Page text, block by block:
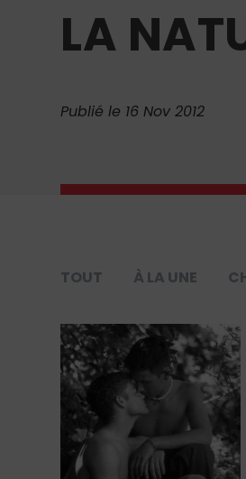
LA
Publié le 16 Nov 2012
TOUT À LA UNE